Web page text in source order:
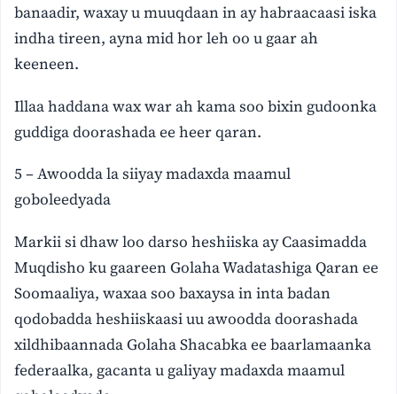
banaadir, waxay u muuqdaan in ay habraacaasi iska
indha tireen, ayna mid hor leh oo u gaar ah
keeneen.
Illaa haddana wax war ah kama soo bixin gudoonka
guddiga doorashada ee heer qaran.
5 – Awoodda la siiyay madaxda maamul
goboleedyada
Markii si dhaw loo darso heshiiska ay Caasimadda
Muqdisho ku gaareen Golaha Wadatashiga Qaran ee
Soomaaliya, waxaa soo baxaysa in inta badan
qodobadda heshiiskaasi uu awoodda doorashada
xildhibaannada Golaha Shacabka ee baarlamaanka
federaalka, gacanta u galiyay madaxda maamul